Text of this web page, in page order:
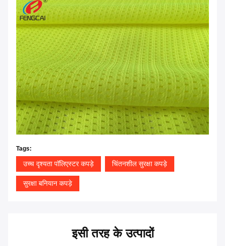
Tags:
उच्च दृश्यता पॉलिएस्टर कपड़े चिंतनशील सुरक्षा कपड़े
सुरक्षा बनियान कपड़े
इसी तरह के उत्पादों